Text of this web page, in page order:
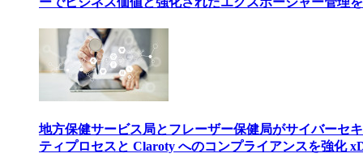
地方保健サービス局とフレーザー保健局がサイバーセ
ティプロセスと Claroty へのコンプライアンスを強化